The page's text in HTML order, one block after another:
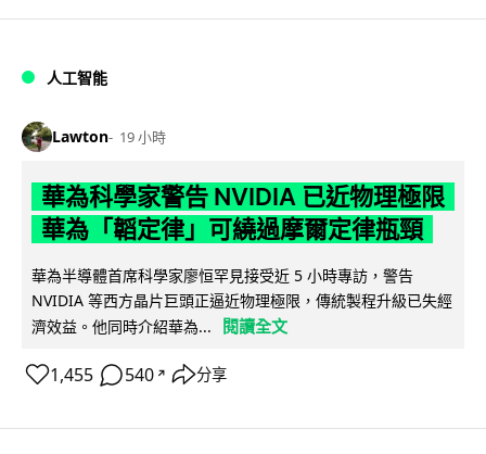
人工智能
Lawton 19 小時
華為科學家警告 NVIDIA 已近物理極限
華為「韜定律」可繞過摩爾定律瓶頸
華為半導體首席科學家廖恒罕見接受近 5 小時專訪，警告
NVIDIA 等西方晶片巨頭正逼近物理極限，傳統製程升級已失經
濟效益。他同時介紹華為...
閱讀全文
1,455 540 ↗ 分享